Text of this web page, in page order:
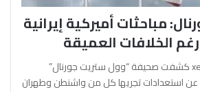
مباحثات أميركية إيرانية
الخلافات العميقة
آفرين علو ـ xeber24.net كشفت صحيفة “وول ستريت جورنال”
عن استعدادات تجريها كل من واشنطن وطهران